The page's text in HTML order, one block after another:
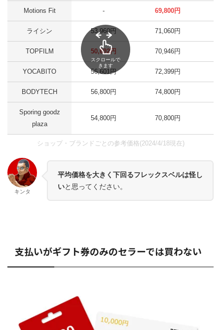
Motions Fit - 69,800円
ライシン 53,960円 71,060円
TOPFILM 50,692円 70,946円
YOCABITO 56,601円 72,399円
BODYTECH 56,800円 74,800円
Sporing goodz
plaza
54,800円 70,800円
スクロールで
きます
ショップ・ブランドごとの参考価格(2024/4/18現在)
キンタ
平均価格を大きく下回るフレックスベルは怪し
いと思ってください。
支払いがギフト券のみのセラーでは買わない